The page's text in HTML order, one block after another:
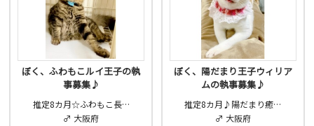
ぼく、ふわもこルイ王子の執
事募集♪
推定8カ月☆ふわもこ長…
♂ 大阪府
ぼく、陽だまり王子ウィリア
ムの執事募集♪
推定8カ月♪陽だまり癒…
♂ 大阪府